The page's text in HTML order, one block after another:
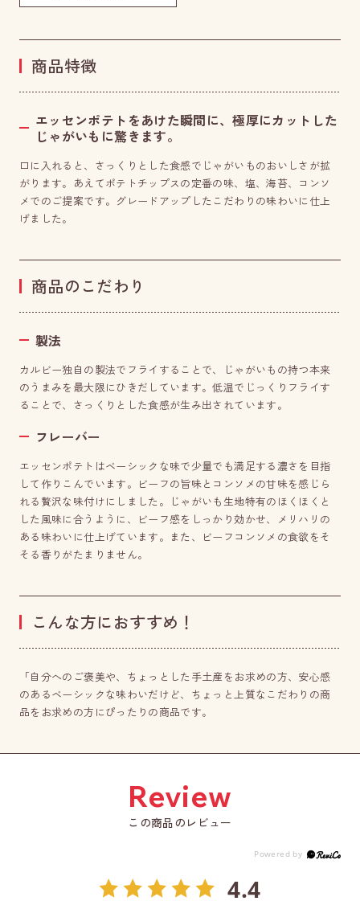
商品特徴
エッセンポテトをあけた瞬間に、極厚にカットした
じゃがいもに驚きます。
口に入れると、さっくりとした食感でじゃがいものおいしさが拡
がります。あえてポテトチップスの定番の味、塩、海苔、コンソ
メでのご提案です。グレードアップしたこだわりの味わいに仕上
げました。
商品のこだわり
製法
カルビー独自の製法でフライすることで、じゃがいもの持つ本来
のうまみを最大限にひきだしています。低温でじっくりフライす
ることで、さっくりとした食感が生み出されています。
フレーバー
エッセンポテトはベーシックな味で少量でも満足する濃さを目指
して作りこんでいます。ビーフの旨味とコンソメの甘味を感じら
れる贅沢な味付けにしました。じゃがいも生地特有のほくほくと
した風味に合うように、ビーフ感をしっかり効かせ、メリハリの
ある味わいに仕上げています。また、ビーフコンソメの食欲をそ
そる香りがたまりません。
こんな方におすすめ！
「自分へのご褒美や、ちょっとした手土産をお求めの方、安心感
のあるベーシックな味わいだけど、ちょっと上質なこだわりの商
品をお求めの方にぴったりの商品です。
この商品のレビュー
4.4